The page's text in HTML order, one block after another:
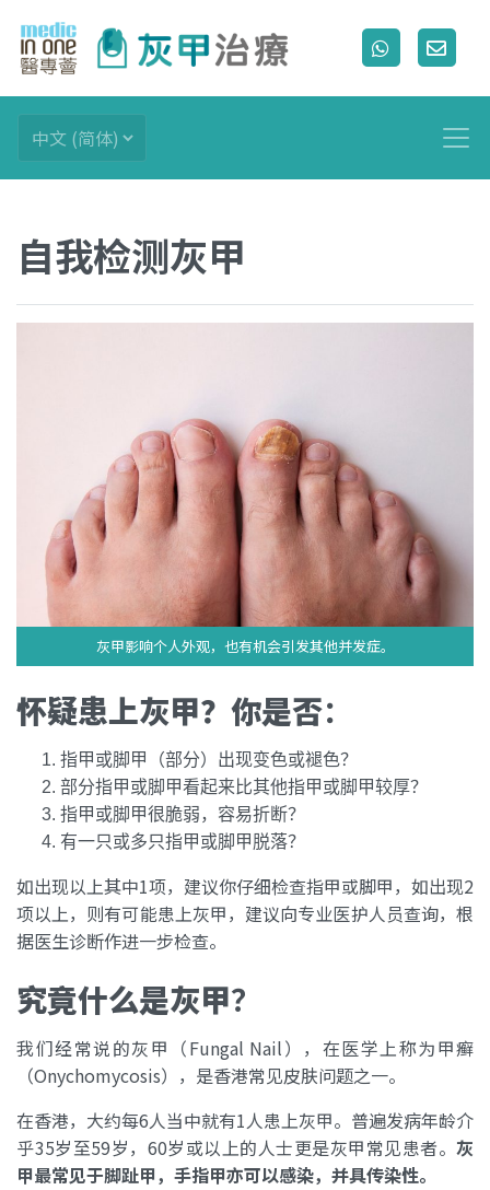
自我检测灰甲
灰甲影响个人外观，也有机会引发其他并发症。
怀疑患上灰甲？你是否：
指甲或脚甲（部分）出现变色或褪色？
部分指甲或脚甲看起来比其他指甲或脚甲较厚？
指甲或脚甲很脆弱，容易折断？
有一只或多只指甲或脚甲脱落？
如出现以上其中1项，建议你仔细检查指甲或脚甲，如出现2
项以上，则有可能患上灰甲，建议向专业医护人员查询，根
据医生诊断作进一步检查。
究竟什么是灰甲？
我们经常说的灰甲（Fungal Nail），在医学上称为甲癣
（Onychomycosis），是香港常见皮肤问题之一。
在香港，大约每6人当中就有1人患上灰甲。普遍发病年龄介
乎35岁至59岁，60岁或以上的人士更是灰甲常见患者。 灰
甲最常见于脚趾甲，手指甲亦可以感染，并具传染性。